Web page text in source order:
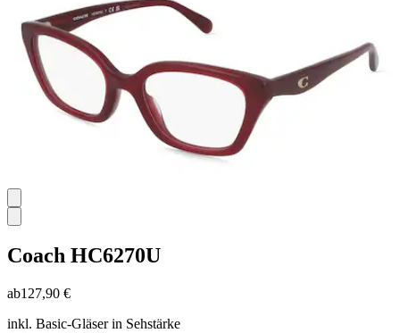
Coach HC6270U
ab127,90 €
inkl. Basic-Gläser in Sehstärke